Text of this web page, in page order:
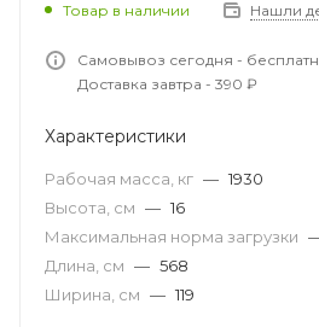
Товар в наличии Нашли
Самовывоз сегодня -
Доставка завтра - 390 ₽
Характеристики
Рабочая масса, кг — 1930
Высота, см — 16
Максимальная норма загрузки
Длина, см — 568
Ширина, см — 119